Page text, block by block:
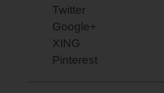
Twitter
Google+
XING
Pinterest